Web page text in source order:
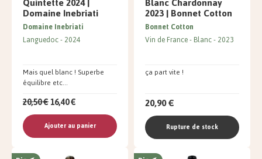
Domaine Inebriati
Mais quel blanc ! Superbe
équilibre etc...
Domaine Inebriati
Languedoc 2024
20,50 €16,40 €
Ajouter au panier
2023 | Bonnet Cotton
ça part vite !
Bonnet Cotton
Vin de France Blanc 2023
20,90 €
Rupture de stock